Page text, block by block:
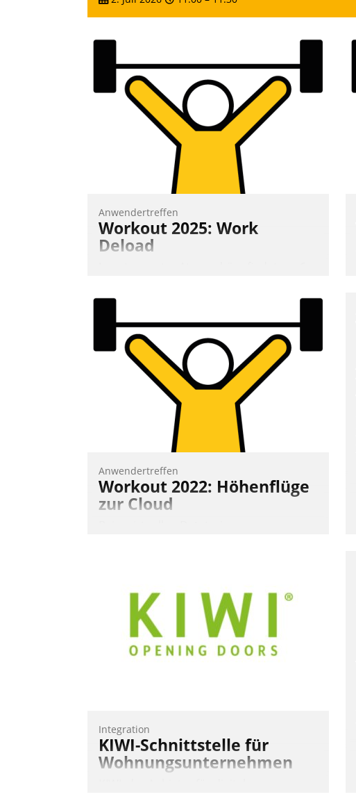
Anwendertreffen
Workout 2025: Work
Deload
Kunden- und Partnerkreis statt. Zentrale
meistern und Workloads wuppen – bei
zunehmend anspruchsvollen Aufgaben
und abnehmendem Nachwuchs?
Nadja Hußmann
Anwendertreffen
Workout 2022: Höhenflüge
zur Cloud
innovative Cloud-Strategien und -
Lösungen mit hohem Zukunftspotenzial.
Integration
KIWI-Schnittstelle für
Wohnungsunternehmen